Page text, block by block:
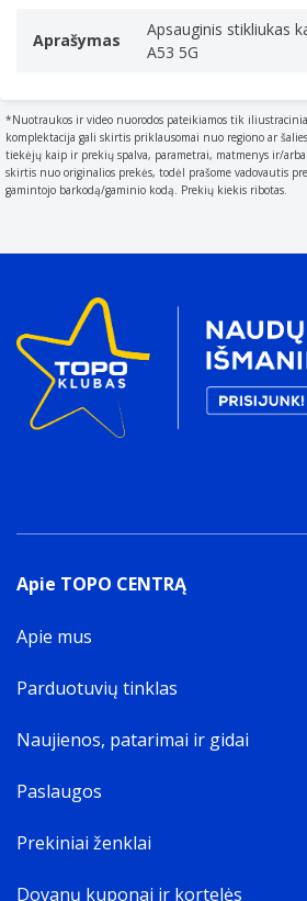
Aprašymas
Apsauginis stikliukas
A53 5G
*Nuotraukos ir video nuorodos pateikiamos tik
komplektacija gali skirtis priklausomai nuo regiono ar
tiekėjų kaip ir prekių spalva, parametrai, matmenys ir/
skirtis nuo originalios prekės, todėl prašome vadovautis
gamintojo barkodą/gaminio kodą. Prekių kiekis ribotas.
Apie TOPO CENTRĄ
Apie mus
Parduotuvių tinklas
Naujienos, patarimai ir gidai
Paslaugos
Prekiniai ženklai
Dovanų kuponai ir kortelės